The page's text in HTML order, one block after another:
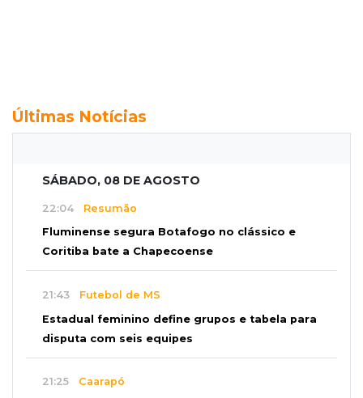
Últimas Notícias
SÁBADO, 08 DE AGOSTO
22:04 Resumão
Fluminense segura Botafogo no clássico e
Coritiba bate a Chapecoense
21:43 Futebol de MS
Estadual feminino define grupos e tabela para
disputa com seis equipes
21:25 Caarapó